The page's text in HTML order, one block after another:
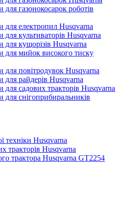
для газонокосарок роботів
для електропил Husqvarna
для культиваторів Husqvarna
для кущорізів Husqvarna
для мийок високого тиску
для повітродувок Husqvarna
для райдерів Husqvarna
для садових тракторів Husqvarna
для снігоприбиральників
техніки Husqvarna
тракторів Husqvarna
трактора Husqvarna GT2254